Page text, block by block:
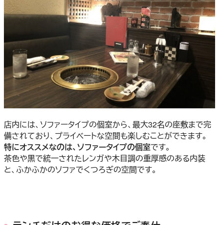
店内には、ソファータイプの個室から、最大32名の座敷まで完
備されており、プライベートな空間も楽しむことができます。
特にオススメなのは、ソファータイプの個室です。
茶色や黒で統一されたレンガや木目調の重厚感のある内装
と、ふかふかのソファでくつろぎの空間です。